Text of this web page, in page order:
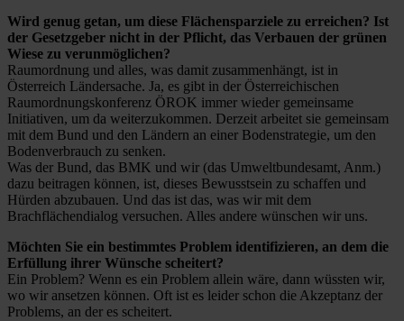
Wird genug getan, um diese Flächensparziele zu erreichen? Ist
der Gesetzgeber nicht in der Pflicht, das Verbauen der grünen
Wiese zu verunmöglichen?
Raumordnung und alles, was damit zusammenhängt, ist in
Österreich Ländersache. Ja, es gibt in der Österreichischen
Raumordnungskonferenz ÖROK immer wieder gemeinsame
Initiativen, um da weiterzukommen. Derzeit arbeitet sie gemeinsam
mit dem Bund und den Ländern an einer Bodenstrategie, um den
Bodenverbrauch zu senken.
Was der Bund, das BMK und wir (das Umweltbundesamt, Anm.)
dazu beitragen können, ist, dieses Bewusstsein zu schaffen und
Hürden abzubauen. Und das ist das, was wir mit dem
Brachflächendialog versuchen. Alles andere wünschen wir uns.
Möchten Sie ein bestimmtes Problem identifizieren, an dem die
Erfüllung ihrer Wünsche scheitert?
Ein Problem? Wenn es ein Problem allein wäre, dann wüssten wir,
wo wir ansetzen können. Oft ist es leider schon die Akzeptanz der
Problems, an der es scheitert.